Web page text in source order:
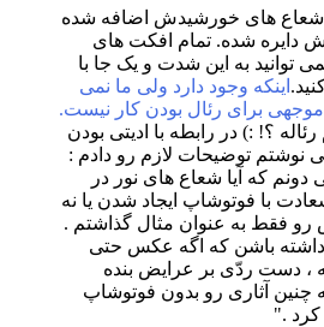
های خورشیدش اضافه شده
دایره شده. تمام افکت های
توانید به این شدت و یک جا با
اینکه وجود دارد ولی ما نمی
موجهی برای رئال بودن کار نیست.
؟! :) در رابطه با ادیتی بودن
توضیحات لازم رو دادم :
دونم که آیا شعاع های نور در
با فوتوشاپ ایجاد شدن یا نه
فقط به عنوان مثال گذاشتم .
باشن که اگه عکس حتی
، دست ردّی بر عرایض بنده
چنین آثاری رو بدون فوتوشاپ
."